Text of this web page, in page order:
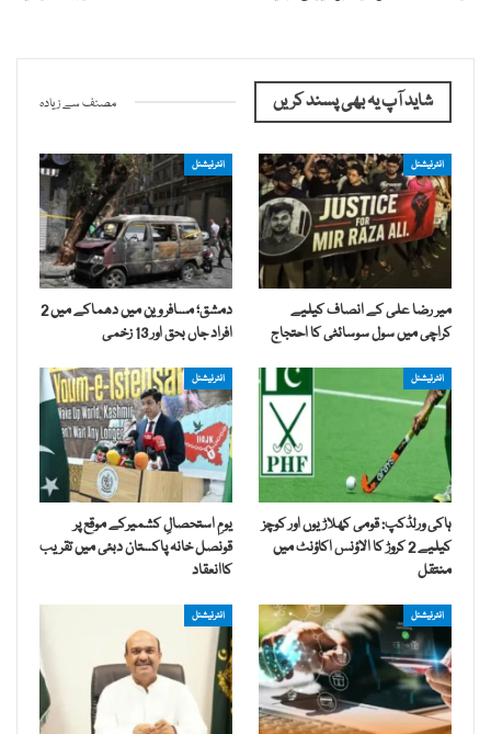
شاید آپ یہ بھی پسند کریں مصنف سے زیادہ
انٹرنیشنل
میر رضا علی کے انصاف کیلیے
کراچی میں سول سوسائٹی کا احتجاج
انٹرنیشنل
دمشق؛ مسافر وین میں دھماکے میں 2
افراد جاں بحق اور 13 زخمی
انٹرنیشنل
ہاکی ورلڈکپ: قومی کھلاڑیوں اور کوچز
کیلیے 2 کروڑ کا الاؤنس اکاؤنٹ میں
منتقل
انٹرنیشنل
یومِ استحصالِ کشمیرکے موقع پر
قونصل خانہ پاکستان دبئی میں تقریب
کاانعقاد
انٹرنیشنل انٹرنیشنل